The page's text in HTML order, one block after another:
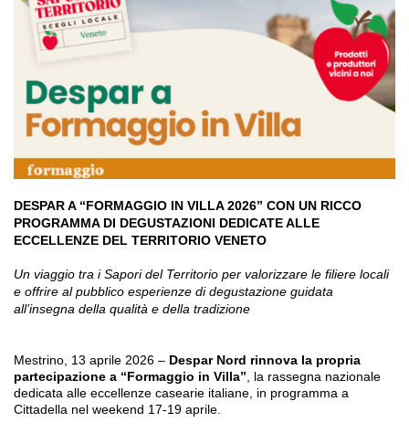
DESPAR A “FORMAGGIO IN VILLA 2026” CON UN RICCO
PROGRAMMA DI DEGUSTAZIONI DEDICATE ALLE
ECCELLENZE DEL TERRITORIO VENETO
Un viaggio tra i Sapori del Territorio per valorizzare le filiere locali
e offrire al pubblico esperienze di degustazione guidata
all’insegna della qualità e della tradizione
Mestrino, 13 aprile 2026 – Despar Nord rinnova la propria
partecipazione a “Formaggio in Villa”, la rassegna nazionale
dedicata alle eccellenze casearie italiane, in programma a
Cittadella nel weekend 17-19 aprile.